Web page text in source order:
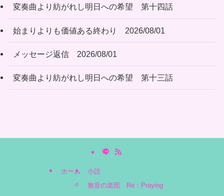
変奏曲より紡がれし明日への希望 第十四話
始まりよりも価値ある終わり 2026/08/01
メッセージ返信 2026/08/01
変奏曲より紡がれし明日への希望 第十三話
ホーム
小説
無音の楽団 Re：Praying